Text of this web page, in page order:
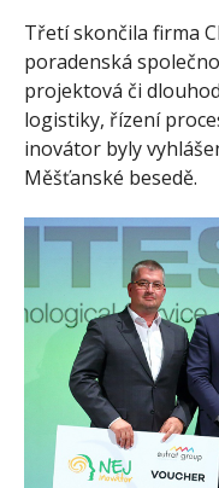
Třetí skončila firma
poradenská
projektová či
logistiky, řízení
inovátor byly
Měšťanské besedě.